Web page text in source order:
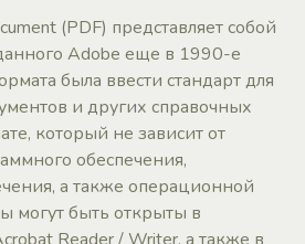
(PDF) представляет собой
Adobe еще в 1990-е
была ввести стандарт для
и других справочных
который не зависит от
обеспечения,
а также операционной
могут быть открыты в
Reader / Writer, а также в